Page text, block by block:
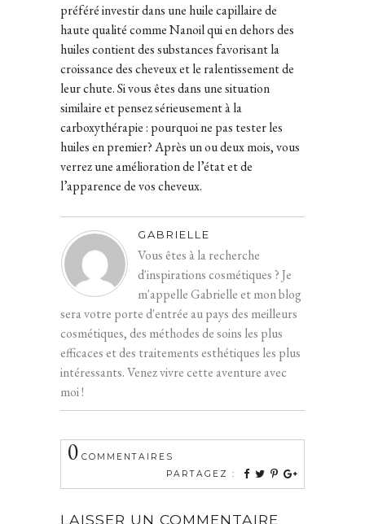
préféré investir dans une huile capillaire de
haute qualité comme Nanoil qui en dehors des
huiles contient des substances favorisant la
croissance des cheveux et le ralentissement de
leur chute. Si vous êtes dans une situation
similaire et pensez sérieusement à la
carboxythérapie : pourquoi ne pas tester les
huiles en premier? Après un ou deux mois, vous
verrez une amélioration de l’état et de
l’apparence de vos cheveux.
GABRIELLE
Vous êtes à la recherche
d'inspirations cosmétiques ? Je
m'appelle Gabrielle et mon blog
sera votre porte d'entrée au pays des meilleurs
cosmétiques, des méthodes de soins les plus
efficaces et des traitements esthétiques les plus
intéressants. Venez vivre cette aventure avec
moi !
0 COMMENTAIRES
PARTAGEZ :
LAISSER UN COMMENTAIRE